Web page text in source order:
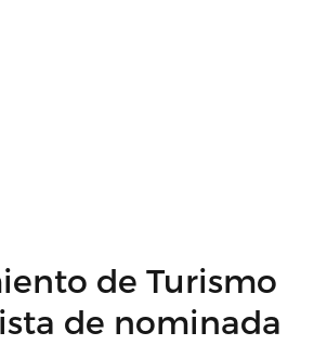
de Turismo
de nominada